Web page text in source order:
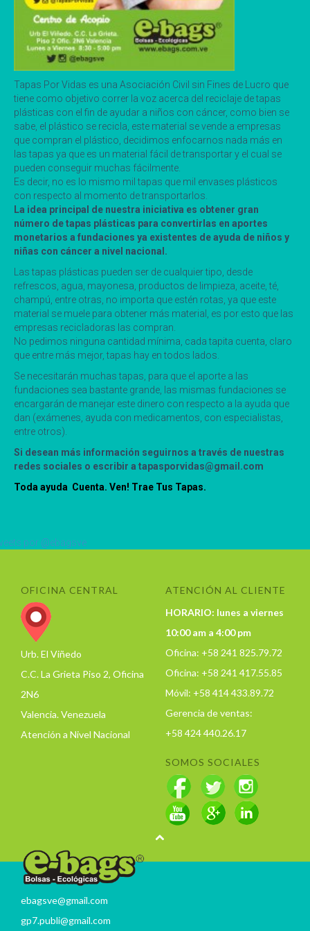
Tapas Por Vidas es una Asociación Civil sin Fines de Lucro que
tiene como objetivo correr la voz acerca del reciclaje de tapas
plásticas con el fin de ayudar a niños con cáncer, como bien se
sabe, el plástico se recicla, este material se vende a empresas
que compran el plástico, decidimos enfocarnos nada más en
las tapas ya que es un material fácil de transportar y el cual se
pueden conseguir muchas fácilmente.
Es decir, no es lo mismo mil tapas que mil envases plásticos
con respecto al momento de transportarlos.
La idea principal de nuestra iniciativa es obtener gran
número de tapas plásticas para convertirlas en aportes
monetarios a fundaciones ya existentes de ayuda de niños y
niñas con cáncer a nivel nacional.
Las tapas plásticas pueden ser de cualquier tipo, desde
refrescos, agua, mayonesa, productos de limpieza, aceite, té,
champú, entre otras, no importa que estén rotas, ya que este
material se muele para obtener más material, es por esto que las
empresas recicladoras las compran.
No pedimos ninguna cantidad mínima, cada tapita cuenta, claro
que entre más mejor, tapas hay en todos lados.
Se necesitarán muchas tapas, para que el aporte a las
fundaciones sea bastante grande, las mismas fundaciones se
encargarán de manejar este dinero con respecto a la ayuda que
dan (exámenes, ayuda con medicamentos, con especialistas,
entre otros).
Si desean más información seguirnos a través de nuestras
redes sociales o escribir a tapasporvidas@gmail.com
Toda ayuda Cuenta. Ven! Trae Tus Tapas.
por @ebagsve
OFICINA CENTRAL
Urb. El Viñedo
C.C. La Grieta Piso 2, Oficina
2N6
Valencia. Venezuela
Atención a Nivel Nacional
ATENCIÓN AL CLIENTE
HORARIO: lunes a viernes
10:00 am a 4:00 pm
Oficina: +58 241 825.79.72
Oficina: +58 241 417.55.85
Móvil: +58 414 433.89.72
Gerencia de ventas:
+58 424 440.26.17
SOMOS SOCIALES
ebagsve@gmail.com
gp7.publi@gmail.com